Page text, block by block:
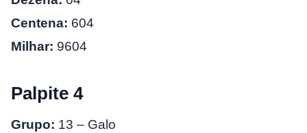
Centena: 604
Milhar: 9604
Palpite 4
Grupo: 13 – Galo